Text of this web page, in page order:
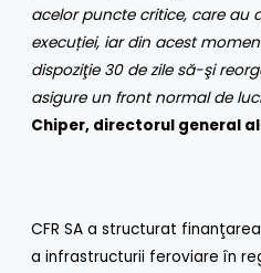
acelor puncte critice, care au
execuției, iar din acest
dispoziţie 30 de zile să-şi
asigure un front normal de
Chiper, directorul general al
CFR SA a structurat
a infrastructurii feroviare în